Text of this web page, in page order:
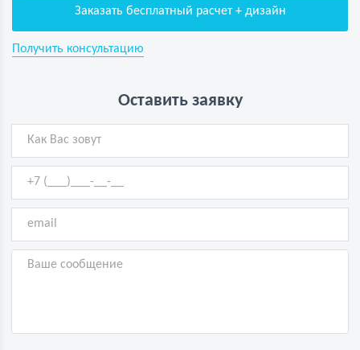
Заказать бесплатный расчет + дизайн
Получить консультацию
Оставить заявку